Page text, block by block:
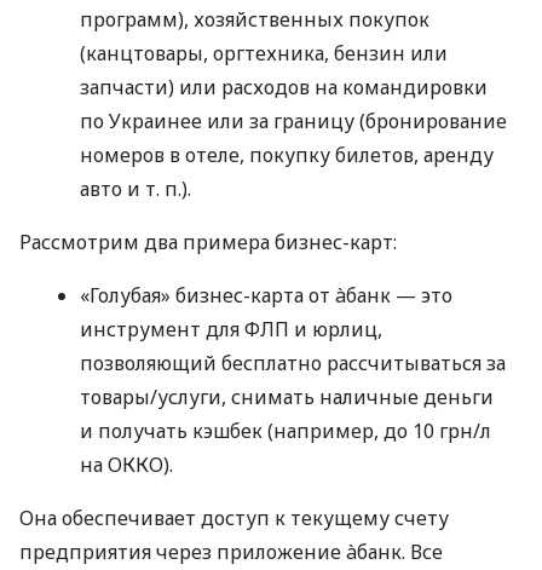
программ), хозяйственных покупок
(канцтовары, оргтехника, бензин или
запчасти) или расходов на командировки
по Украинее или за границу (бронирование
номеров в отеле, покупку билетов, аренду
авто и т. п.).
Рассмотрим два примера бизнес-карт:
«Голубая» бизнес-карта от àбанк — это
инструмент для ФЛП и юрлиц,
позволяющий бесплатно рассчитываться за
товары/услуги, снимать наличные деньги
и получать кэшбек (например, до 10 грн/л
на ОККО).
Она обеспечивает доступ к текущему счету
предприятия через приложение àбанк. Все